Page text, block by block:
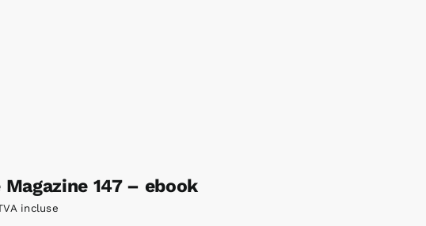
Magazine 147 – ebook
incluse